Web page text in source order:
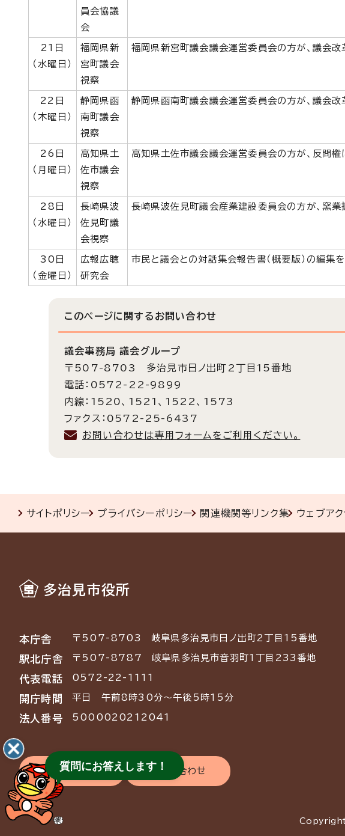
員会協議
会
21日
（水曜日）
福岡県新
宮町議会
視察
福岡県新宮町議会議会運営委員会の方が、議会改
22日
（木曜日）
静岡県函
南町議会
視察
静岡県函南町議会議会運営委員会の方が、議会改
26日
（月曜日）
高知県土
佐市議会
視察
高知県土佐市議会議会運営委員会の方が、反問権
28日
（水曜日）
長崎県波
佐見町議
会視察
長崎県波佐見町議会産業建設委員会の方が、窯業
30日
（金曜日）
広報広聴
研究会
市民と議会との対話集会報告書（概要版）の編集を
このページに関する お問い合わせ
議会事務局 議会グループ
〒507-8703 多治見市日ノ出町2丁目15番地
電話：0572-22-9899
内線：1520、1521、1522、1573
ファクス：0572-25-6437
お問い合わせは専用フォームをご利用ください。
サイトポリシー プライバシーポリシー 関連機関等リンク集 ウェブア
多治見市役所
本庁舎 〒507-8703 岐阜県多治見市日ノ出町2丁目15番地
駅北庁舎 〒507-8787 岐阜県多治見市音羽町1丁目233番地
代表電話 0572-22-1111
開庁時間 平日 午前8時30分～午後5時15分
法人番号 5000020212041
交通アクセス お問い合わせ
質問にお答えします！